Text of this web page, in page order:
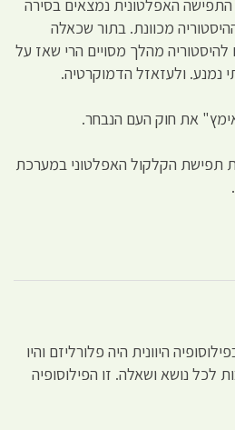
התפישה האפלטונית נמצאים בסירה
מכוונת. בתור שכאלה
מהלך מסויים הרי שאז על
נמנע. ולעזאזל הדמוקרטיה.
את חוק העם הנבחר.
תפישת הקלקול האפלטוני במערכת
היוונית היה פלורליזם והיו
לכל נושא ושאלה. זו הפילוסופיה